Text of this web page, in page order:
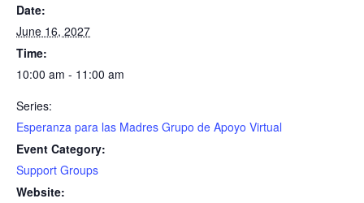
Date:
June 16, 2027
Time:
10:00 am - 11:00 am
Series:
Esperanza para las Madres Grupo de Apoyo Virtual
Event Category:
Support Groups
Website: